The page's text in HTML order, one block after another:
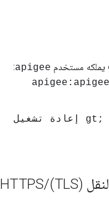
يملكه مستخدم apigee
:
/
HTTPS